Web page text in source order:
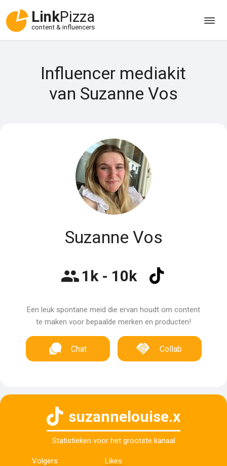
LinkPizza
content & influencers
Influencer mediakit
van Suzanne Vos
Suzanne Vos
1k - 10k
Een leuk spontane meid die ervan houdt om content
te maken voor bepaalde merken en producten!
Chat Collab
suzannelouise.x
Statistieken voor het grootste kanaal
Volgers Likes